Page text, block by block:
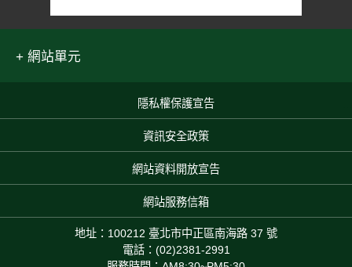
網站單元
隱私權保護宣告
資訊安全政策
網站資料開放宣告
網站服務信箱
地址：100212 臺北市中正區南海路 37 號
電話：(02)2381-2991